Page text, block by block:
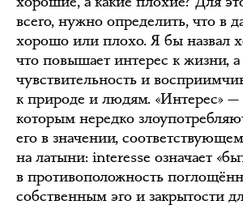
всего, нужно определить, что в
хорошо или плохо. Я бы назвал
что повышает интерес к жизни, а
чувствительность и
к природе и людям. «Интерес» —
которым нередко
его в значении,
на латыни: interesse означает
в противоположность
собственным эго и закрытости